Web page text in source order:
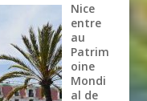
Nice
entre
au
Patrim
oine
Mondi
al de